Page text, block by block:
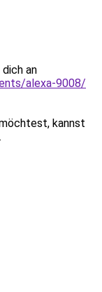
an
alexa-9008/
kannst
.